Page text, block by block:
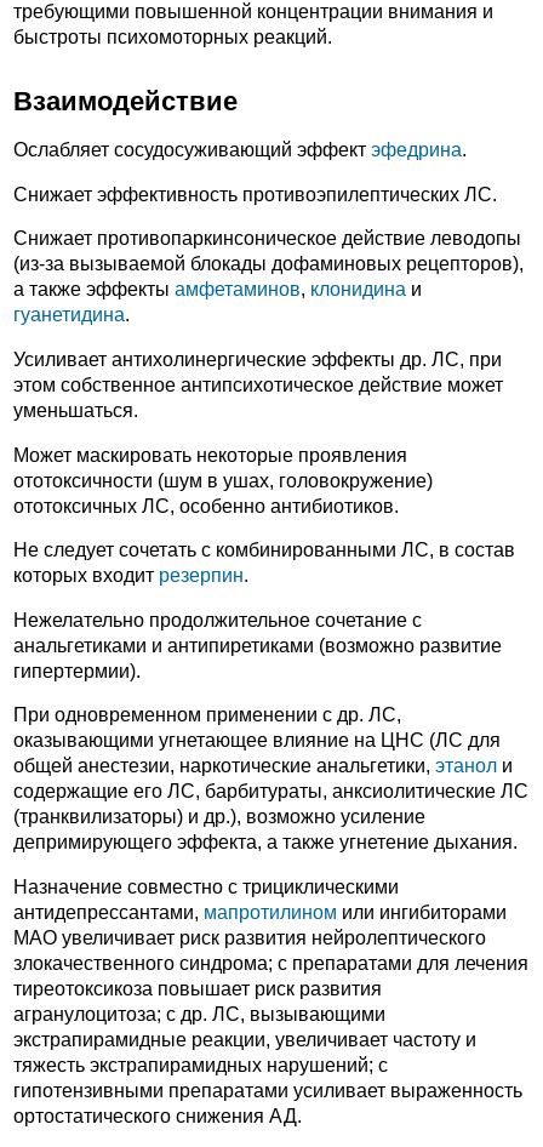
требующими повышенной концентрации внимания и
быстроты психомоторных реакций.
Взаимодействие
Ослабляет сосудосуживающий эффект эфедрина.
Снижает эффективность противоэпилептических ЛС.
Снижает противопаркинсоническое действие леводопы
(из-за вызываемой блокады дофаминовых рецепторов),
а также эффекты амфетаминов, клонидина и
гуанетидина.
Усиливает антихолинергические эффекты др. ЛС, при
этом собственное антипсихотическое действие может
уменьшаться.
Может маскировать некоторые проявления
ототоксичности (шум в ушах, головокружение)
ототоксичных ЛС, особенно антибиотиков.
Не следует сочетать с комбинированными ЛС, в состав
которых входит резерпин.
Нежелательно продолжительное сочетание с
анальгетиками и антипиретиками (возможно развитие
гипертермии).
При одновременном применении с др. ЛС,
оказывающими угнетающее влияние на ЦНС (ЛС для
общей анестезии, наркотические анальгетики, этанол и
содержащие его ЛС, барбитураты, анксиолитические ЛС
(транквилизаторы) и др.), возможно усиление
депримирующего эффекта, а также угнетение дыхания.
Назначение совместно с трициклическими
антидепрессантами, мапротилином или ингибиторами
МАО увеличивает риск развития нейролептического
злокачественного синдрома; с препаратами для лечения
тиреотоксикоза повышает риск развития
агранулоцитоза; с др. ЛС, вызывающими
экстрапирамидные реакции, увеличивает частоту и
тяжесть экстрапирамидных нарушений; с
гипотензивными препаратами усиливает выраженность
ортостатического снижения АД.